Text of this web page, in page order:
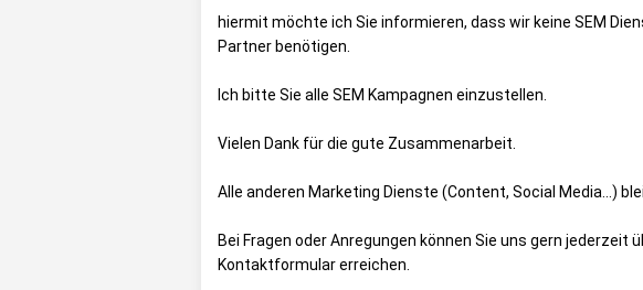
hiermit möchte ich Sie informieren, dass wir keine SEM
Partner benötigen.
Ich bitte Sie alle SEM Kampagnen einzustellen.
Vielen Dank für die gute Zusammenarbeit.
Alle anderen Marketing Dienste (Content, Social Media...)
Bei Fragen oder Anregungen können Sie uns gern jederzeit
Kontaktformularerreichen.